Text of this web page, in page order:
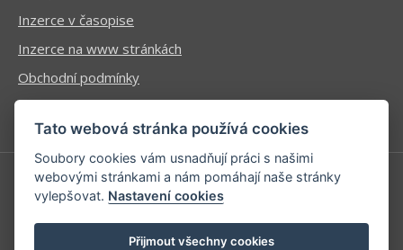
Inzerce v časopise
Inzerce na www stránkách
Obchodní podmínky
Ochrana osobních údajů
Příhlášení | Registrace
Kontaktní informace
Tato webová stránka používá cookies
Soubory cookies vám usnadňují práci s našimi
webovými stránkami a nám pomáhají naše stránky
vylepšovat. Nastavení cookies
Přijmout všechny cookies